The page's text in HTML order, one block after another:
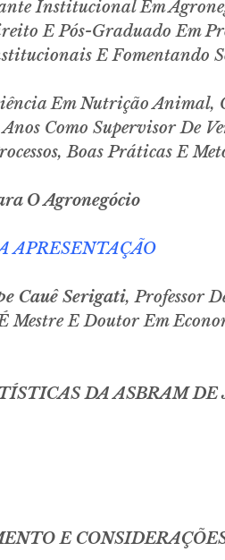
Institucional Em
E Pós-Graduado Em
E Fomentando
Em Nutrição Animal,
Como Supervisor De
Boas Práticas E
O Agronegócio
APRESENTAÇÃO
Cauê Serigati, Professor
Mestre E Doutor Em
DA ASBRAM
E